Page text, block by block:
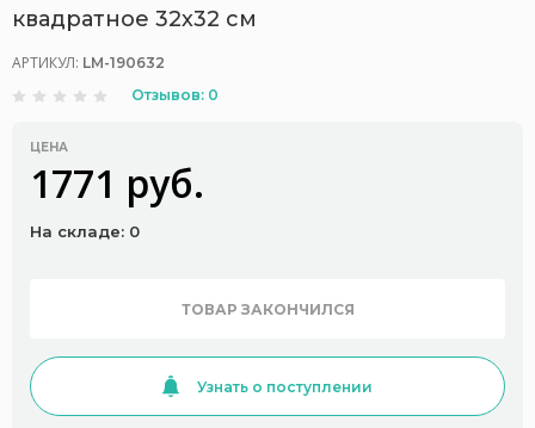
квадратное 32х32 см
АРТИКУЛ: LM-190632
Отзывов: 0
ЦЕНА
1771 руб.
На складе: 0
ТОВАР ЗАКОНЧИЛСЯ
Узнать о поступлении